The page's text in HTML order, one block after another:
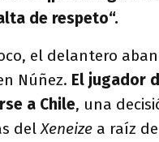
de respeto“.
el delantero
Núñez. El jugador
a Chile, una
delXeneize a raíz